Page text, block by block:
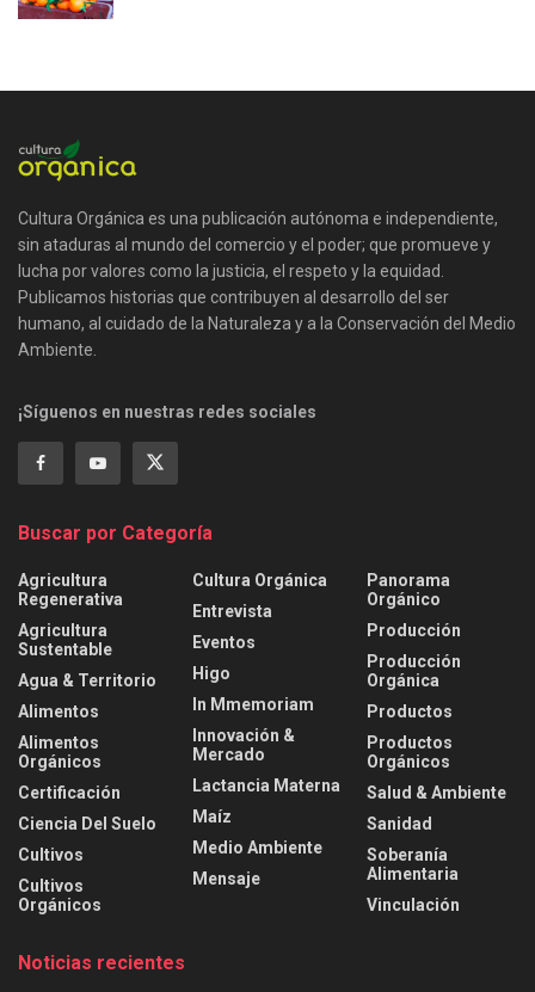
Cultura Orgánica es una publicación autónoma e independiente,
sin ataduras al mundo del comercio y el poder; que promueve y
lucha por valores como la justicia, el respeto y la equidad.
Publicamos historias que contribuyen al desarrollo del ser
humano, al cuidado de la Naturaleza y a la Conservación del Medio
Ambiente.
¡Síguenos en nuestras redes sociales
Buscar por Categoría
Agricultura
Regenerativa
Agricultura
Sustentable
Agua & Territorio
Alimentos
Alimentos
Orgánicos
Certificación
Ciencia Del Suelo
Cultivos
Cultivos
Orgánicos
Cultura Orgánica
Entrevista
Eventos
Higo
In Mmemoriam
Innovación &
Mercado
Lactancia Materna
Maíz
Medio Ambiente
Mensaje
Panorama
Orgánico
Producción
Producción
Orgánica
Productos
Productos
Orgánicos
Salud & Ambiente
Sanidad
Soberanía
Alimentaria
Vinculación
Noticias recientes